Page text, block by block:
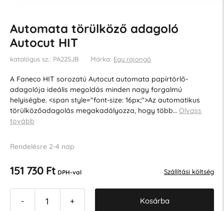
Automata törülköző adagoló
Autocut HIT
katalógus sz.: PA22SJB Márka: Egy rajongó
A Faneco HIT sorozatú Autocut automata papírtörlő-
adagolója ideális megoldás minden nagy forgalmú
helyiségbe. <span style="font-size: 16px;">Az automatikus
törülközőadagolás megakadályozza, hogy több… Olvass
tovább
Rendelésre 2-4 nap
151 730 Ft DPH-val Szállítási költség
- + Kosárba